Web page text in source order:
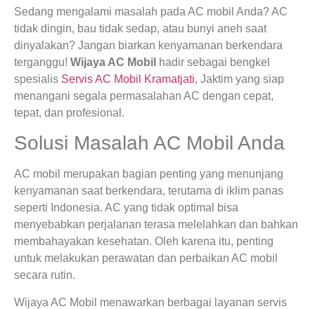
Sedang mengalami masalah pada AC mobil Anda? AC
tidak dingin, bau tidak sedap, atau bunyi aneh saat
dinyalakan? Jangan biarkan kenyamanan berkendara
terganggu! Wijaya AC Mobil hadir sebagai bengkel
spesialis Servis AC Mobil Kramatjati, Jaktim yang siap
menangani segala permasalahan AC dengan cepat,
tepat, dan profesional.
Solusi Masalah AC Mobil Anda
AC mobil merupakan bagian penting yang menunjang
kenyamanan saat berkendara, terutama di iklim panas
seperti Indonesia. AC yang tidak optimal bisa
menyebabkan perjalanan terasa melelahkan dan bahkan
membahayakan kesehatan. Oleh karena itu, penting
untuk melakukan perawatan dan perbaikan AC mobil
secara rutin.
Wijaya AC Mobil menawarkan berbagai layanan servis